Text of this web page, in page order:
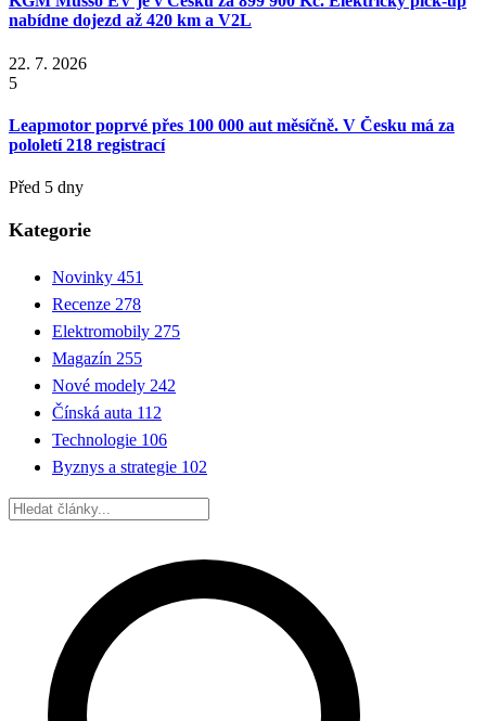
nabídne dojezd až 420 km a V2L
22. 7. 2026
5
Leapmotor poprvé přes 100 000 aut měsíčně. V Česku má za
pololetí 218 registrací
Před 5 dny
Kategorie
Novinky 451
Recenze 278
Elektromobily 275
Magazín 255
Nové modely 242
Čínská auta 112
Technologie 106
Byznys a strategie 102
Hledat: